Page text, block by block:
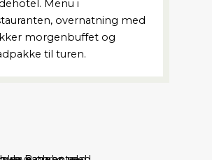
Menu i
overnatning med
morgenbuffet og
til turen.